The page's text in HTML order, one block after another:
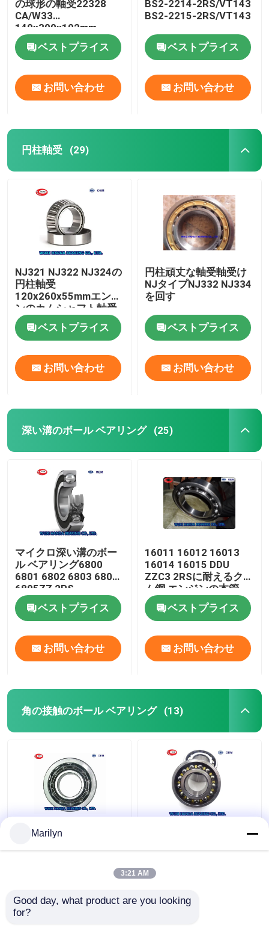
の球形の軸受22328
CA/W33
140x300x102mm
ベストプライス
お問い合わせ
BS2-2214-2RS/VT143
BS2-2215-2RS/VT143
ベストプライス
お問い合わせ
円柱軸受 (29)
NJ321 NJ322 NJ324の
円柱軸受
120x260x55mmエンジ
ンのカムシャフト軸受
け
ベストプライス
お問い合わせ
円柱頑丈な軸受軸受け
NJタイプNJ332 NJ334
を回す
ベストプライス
お問い合わせ
深い溝のボール ベアリング (25)
マイクロ深い溝のボー
ル ベアリング6800
6801 6802 6803 6804
6805ZZ 2RS
ベストプライス
お問い合わせ
16011 16012 16013
16014 16015 DDU
ZZC3 2RSに耐えるクロ
ム鋼 エンジンの本管
ベストプライス
お問い合わせ
角の接触のボール ベアリング (13)
7216 BECBPの角の接
SKF 4ポイント接触のボ
QJ 226 N2MA
Marilyn
3:21 AM
Good day, what product are you looking
for?